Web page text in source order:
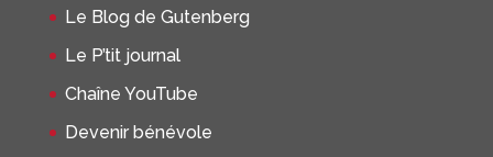
Le Blog de Gutenberg
Le P’tit journal
Chaîne YouTube
Devenir bénévole